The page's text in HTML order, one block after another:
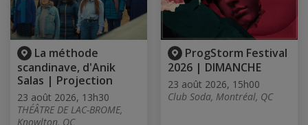
La méthode
scandinave, d'Anik
Salas | Projection
23 août 2026, 13h30
THÉÂTRE DE LAC-BROME,
Knowlton, QC
ProgStorm Festival
2026 | DIMANCHE
23 août 2026, 15h00
Club Soda, Montréal, QC